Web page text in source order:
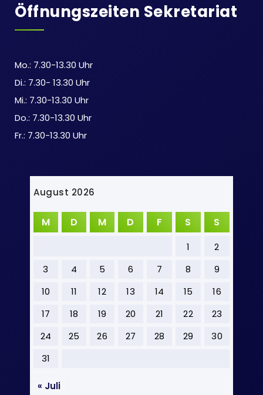
Öffnungszeiten Sekretariat
Mo.: 7.30-13.30 Uhr
Di.: 7.30- 13.30 Uhr
Mi.: 7.30-13.30 Uhr
Do.: 7.30-13.30 Uhr
Fr.: 7.30-13.30 Uhr
August 2026
M D M D F S S
1
2
3
4 5 6 7 8
9
10
11 12 13 14 15
16
17
18 19 20 21 22
23
24
25 26 27 28 29
30
31
« Juli